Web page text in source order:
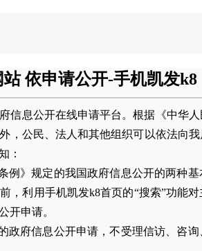
依申请公开-手机凯发k8
信息公开在线申请平台。根据《中华
，公民、法人和其他组织可以依法向
：
例》规定的我国政府信息公开的两种
，利用手机凯发k8首页的“搜索”功能
开申请。
政府信息公开申请，不受理信访、咨询